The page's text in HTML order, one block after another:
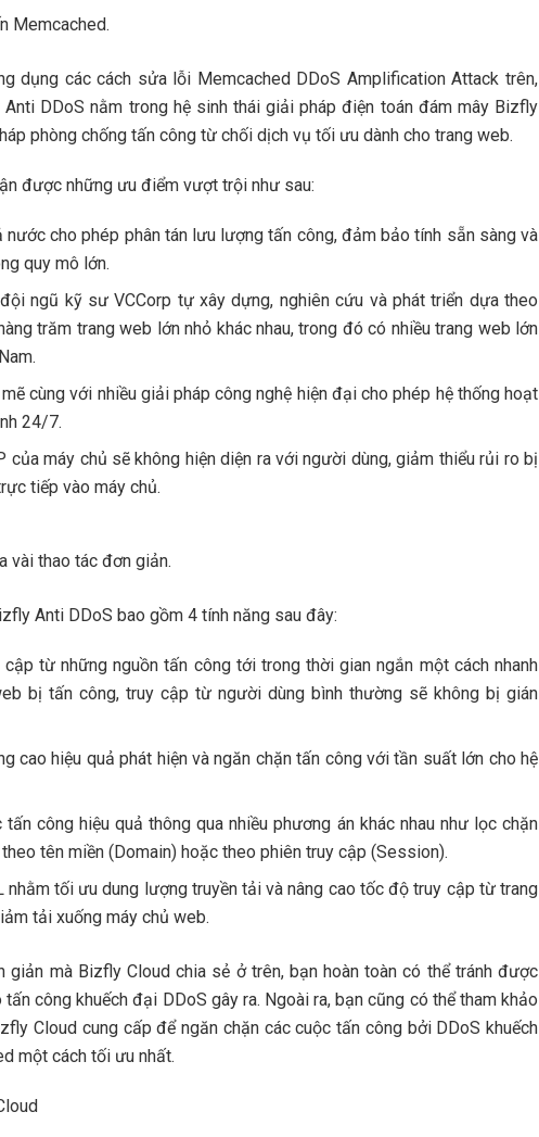
Memcached.
dụng các cách sửa lỗi Memcached DDoS Amplification Attack trên,
DDoS nằm trong hệ sinh thái giải pháp điện toán đám mây Bizfly
phòng chống tấn công từ chối dịch vụ tối ưu dành cho trang web.
được những ưu điểm vượt trội như sau:
cho phép phân tán lưu lượng tấn công, đảm bảo tính sẵn sàng và
quy mô lớn.
ngũ kỹ sư VCCorp tự xây dựng, nghiên cứu và phát triển dựa theo
trăm trang web lớn nhỏ khác nhau, trong đó có nhiều trang web lớn
cùng với nhiều giải pháp công nghệ hiện đại cho phép hệ thống hoạt
24/7.
của máy chủ sẽ không hiện diện ra với người dùng, giảm thiểu rủi ro bị
tiếp vào máy chủ.
vài thao tác đơn giản.
Anti DDoS bao gồm 4 tính năng sau đây:
từ những nguồn tấn công tới trong thời gian ngắn một cách nhanh
bị tấn công, truy cập từ người dùng bình thường sẽ không bị gián
cao hiệu quả phát hiện và ngăn chặn tấn công với tần suất lớn cho hệ
công hiệu quả thông qua nhiều phương án khác nhau như lọc chặn
tên miền (Domain) hoặc theo phiên truy cập (Session).
nhằm tối ưu dung lượng truyền tải và nâng cao tốc độ truy cập từ trang
tải xuống máy chủ web.
giản mà Bizfly Cloud chia sẻ ở trên, bạn hoàn toàn có thể tránh được
công khuếch đại DDoS gây ra. Ngoài ra, bạn cũng có thể tham khảo
Cloud cung cấp để ngăn chặn các cuộc tấn công bởi DDoS khuếch
một cách tối ưu nhất.